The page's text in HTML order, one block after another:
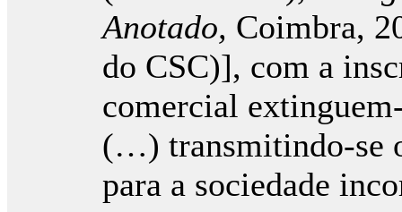
Anotado, Coimbra,
do CSC)], com a
comercial
(…) transmitindo-se
para a sociedade